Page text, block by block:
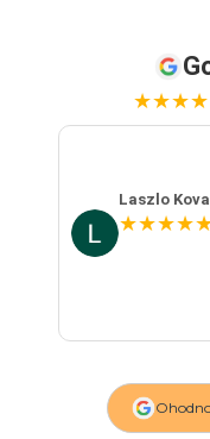
★★★★
Laszlo
★★★★